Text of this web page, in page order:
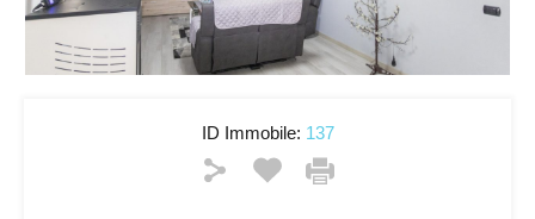
ID Immobile: 137